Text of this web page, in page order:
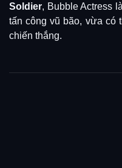
Soldier, Bubble Actress
tấn công vũ bão, vừa
chiến thắng.